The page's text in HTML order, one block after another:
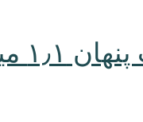
دلاری $1